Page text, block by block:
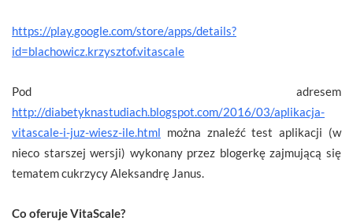
https://play.google.com/store/apps/details?
id=blachowicz.krzysztof.vitascale
Pod adresem
http://diabetyknastudiach.blogspot.com/2016/03/aplikacja-
vitascale-i-juz-wiesz-ile.html można znaleźć test aplikacji (w
nieco starszej wersji) wykonany przez blogerkę zajmującą się
tematem cukrzycy Aleksandrę Janus.
Co oferuje VitaScale?